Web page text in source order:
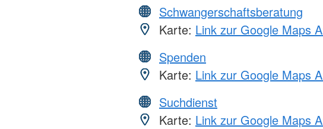
Schwangerschaftsberatung
Karte: Link zur Google Maps
Spenden
Karte: Link zur Google Maps
Suchdienst
Karte: Link zur Google Maps